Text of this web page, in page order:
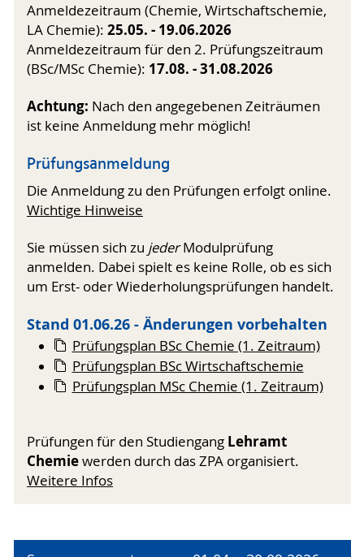
Anmeldezeitraum (Chemie, Wirtschaftschemie,
LA Chemie): 25.05. - 19.06.2026
Anmeldezeitraum für den 2. Prüfungszeitraum
(BSc/MSc Chemie): 17.08. - 31.08.2026
Achtung: Nach den angegebenen Zeiträumen
ist keine Anmeldung mehr möglich!
Prüfungsanmeldung
Die Anmeldung zu den Prüfungen erfolgt online.
Wichtige Hinweise
Sie müssen sich zu jederModulprüfung
anmelden. Dabei spielt es keine Rolle, ob es sich
um Erst- oder Wiederholungsprüfungen handelt.
Stand 01.06.26 - Änderungen vorbehalten
Prüfungsplan BSc Chemie (1. Zeitraum)
Prüfungsplan BSc Wirtschaftschemie
Prüfungsplan MSc Chemie (1. Zeitraum)
Prüfungen für den Studiengang Lehramt
Chemiewerden durch das ZPA organisiert.
Weitere Infos